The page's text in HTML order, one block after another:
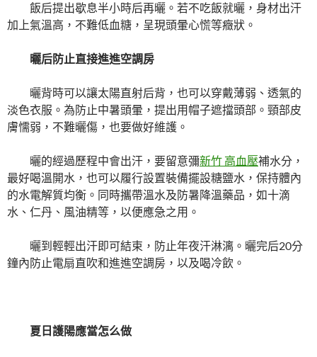
飯后提出歇息半小時后再曬。若不吃飯就曬，身材出汗
加上氣溫高，不難低血糖，呈現頭暈心慌等癥狀。
曬后防止直接進進空調房
曬背時可以讓太陽直射后背，也可以穿戴薄弱、透氣的
淡色衣服。為防止中暑頭暈，提出用帽子遮擋頭部。頸部皮
膚懦弱，不難曬傷，也要做好維護。
曬的經過歷程中會出汗，要留意彌新竹 高血壓補水分，
最好喝溫開水，也可以履行設置裝備擺設糖鹽水，保持體內
的水電解質均衡。同時攜帶溫水及防暑降溫藥品，如十滴
水、仁丹、風油精等，以便應急之用。
曬到輕輕出汗即可結束，防止年夜汗淋漓。曬完后20分
鐘內防止電扇直吹和進進空調房，以及喝冷飲。
夏日護陽應當怎么做